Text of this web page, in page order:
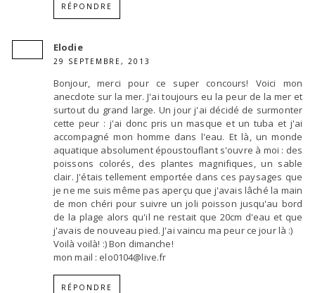
RÉPONDRE
Elodie
29 SEPTEMBRE, 2013
Bonjour, merci pour ce super concours! Voici mon
anecdote sur la mer. J'ai toujours eu la peur de la mer et
surtout du grand large. Un jour j'ai décidé de surmonter
cette peur : j'ai donc pris un masque et un tuba et j'ai
accompagné mon homme dans l'eau. Et là, un monde
aquatique absolument époustouflant s'ouvre à moi : des
poissons colorés, des plantes magnifiques, un sable
clair. J'étais tellement emportée dans ces paysages que
je ne me suis même pas aperçu que j'avais lâché la main
de mon chéri pour suivre un joli poisson jusqu'au bord
de la plage alors qu'il ne restait que 20cm d'eau et que
j'avais de nouveau pied. J'ai vaincu ma peur ce jour là :)
Voilà voilà! :) Bon dimanche!
mon mail : elo0104@live.fr
RÉPONDRE